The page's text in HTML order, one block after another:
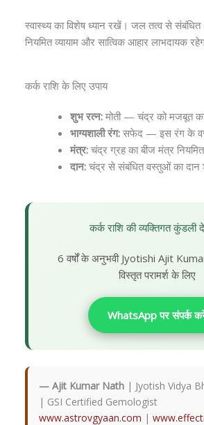
स्वास्थ्य का विशेष ध्यान रखें। जल तत्व से संबंधित
नियमित व्यायाम और सात्विक आहार लाभदायक
कर्क राशि के लिए उपाय
शुभ रत्न: मोती — चंद्र को मजबूत
भाग्यशाली रंग: सफेद — इस रंग के
मंत्र: चंद्र ग्रह का बीज मंत्र
दान: चंद्र से संबंधित वस्तुओं का
कर्क राशि की व्यक्तिगत कुंडली
6 वर्षों के अनुभवी Jyotishi Ajit
विस्तृत परामर्श के लिए
WhatsApp पर संपर्क
— Ajit Kumar Nath | Jyotish Vidya
| GSI Certified Gemologist
www.astrovgyaan.com |